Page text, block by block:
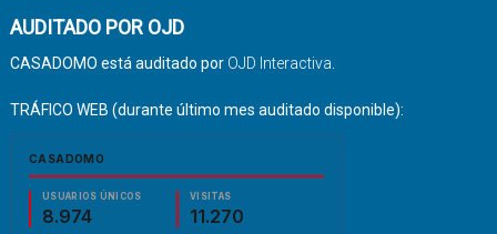
AUDITADO POR OJD
CASADOMO está auditado por OJD Interactiva.
TRÁFICO WEB (durante último mes auditado disponible):